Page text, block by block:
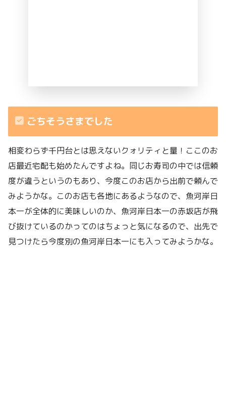
ごちそうさまでした
相変わらず千円台とは思えないクォリティと量！ここのお
店最近宅配も始めたんですよね。同じお寿司の中では信頼
度が違うというのもあり、今度このお店から出前で頼んで
みようかな。このお店も各地にあるようなので、魚河岸日
本一が全体的に美味しいのか、魚河岸日本一の赤坂店が飛
び抜けているのかってのはちょっと気になるので、出先で
見つけたら今度別の魚河岸日本一にも入ってみようかな。